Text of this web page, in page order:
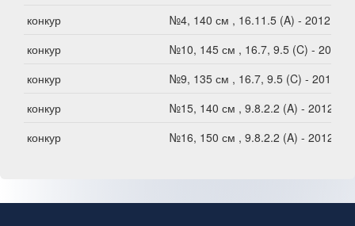
конкур
№4, 140 см , 16.11.5 (A) - 2012
конкур
№10, 145 см , 16.7, 9.5 (C) - 2012
конкур
№9, 135 см , 16.7, 9.5 (C) - 2012
конкур
№15, 140 см , 9.8.2.2 (A) - 2012
конкур
№16, 150 см , 9.8.2.2 (A) - 2012